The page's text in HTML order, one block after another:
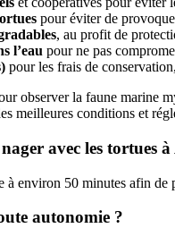
pour éviter de
, au profit de
l’eau pour ne pas
pour les frais de
observer la faune marine
meilleures conditions et
avec les tortues
environ 50 minutes afin
autonomie ?